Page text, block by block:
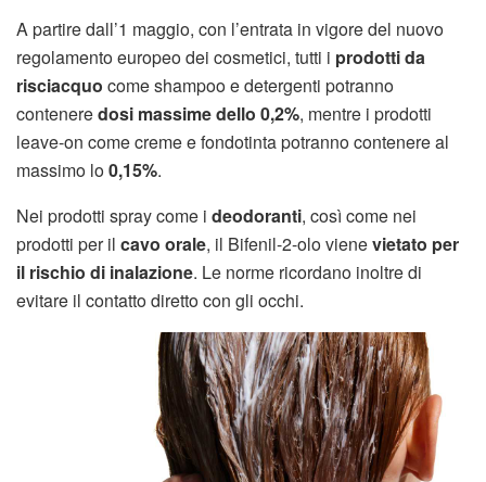
A partire dall’1 maggio, con l’entrata in vigore del nuovo
regolamento europeo dei cosmetici, tutti i prodotti da
risciacquo come shampoo e detergenti potranno
conteneredosi massime dello 0,2%, mentre i prodotti
leave-on come creme e fondotinta potranno contenere al
massimo lo0,15%.
Nei prodotti spray come i deodoranti, così come nei
prodotti per il cavo orale, il Bifenil-2-olo vienevietato per
il rischio di inalazione. Le norme ricordano inoltre di
evitare il contatto diretto con gli occhi.